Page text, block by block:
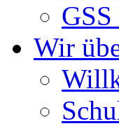
Wir